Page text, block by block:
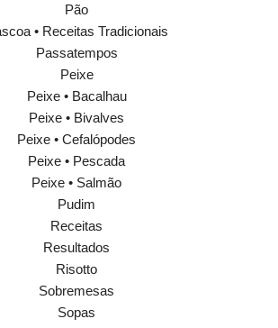
Pão
• Receitas Tradicionais
Passatempos
Peixe
Peixe • Bacalhau
Peixe • Bivalves
Peixe • Cefalópodes
Peixe • Pescada
Peixe • Salmão
Pudim
Receitas
Resultados
Risotto
Sobremesas
Sopas